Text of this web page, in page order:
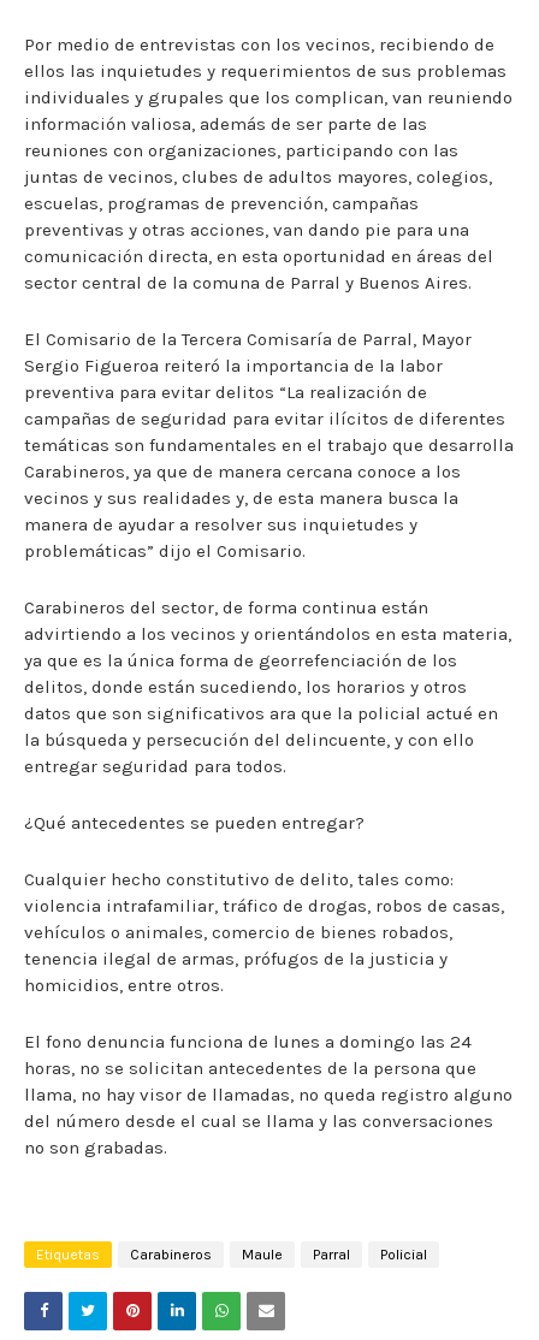
Por medio de entrevistas con los vecinos, recibiendo de
ellos las inquietudes y requerimientos de sus problemas
individuales y grupales que los complican, van reuniendo
información valiosa, además de ser parte de las
reuniones con organizaciones, participando con las
juntas de vecinos, clubes de adultos mayores, colegios,
escuelas, programas de prevención, campañas
preventivas y otras acciones, van dando pie para una
comunicación directa, en esta oportunidad en áreas del
sector central de la comuna de Parral y Buenos Aires.
El Comisario de la Tercera Comisaría de Parral, Mayor
Sergio Figueroa reiteró la importancia de la labor
preventiva para evitar delitos “La realización de
campañas de seguridad para evitar ilícitos de diferentes
temáticas son fundamentales en el trabajo que desarrolla
Carabineros, ya que de manera cercana conoce a los
vecinos y sus realidades y, de esta manera busca la
manera de ayudar a resolver sus inquietudes y
problemáticas” dijo el Comisario.
Carabineros del sector, de forma continua están
advirtiendo a los vecinos y orientándolos en esta materia,
ya que es la única forma de georrefenciación de los
delitos, donde están sucediendo, los horarios y otros
datos que son significativos ara que la policial actué en
la búsqueda y persecución del delincuente, y con ello
entregar seguridad para todos.
¿Qué antecedentes se pueden entregar?
Cualquier hecho constitutivo de delito, tales como:
violencia intrafamiliar, tráfico de drogas, robos de casas,
vehículos o animales, comercio de bienes robados,
tenencia ilegal de armas, prófugos de la justicia y
homicidios, entre otros.
El fono denuncia funciona de lunes a domingo las 24
horas, no se solicitan antecedentes de la persona que
llama, no hay visor de llamadas, no queda registro alguno
del número desde el cual se llama y las conversaciones
no son grabadas.
Etiquetas Carabineros Maule Parral Policial